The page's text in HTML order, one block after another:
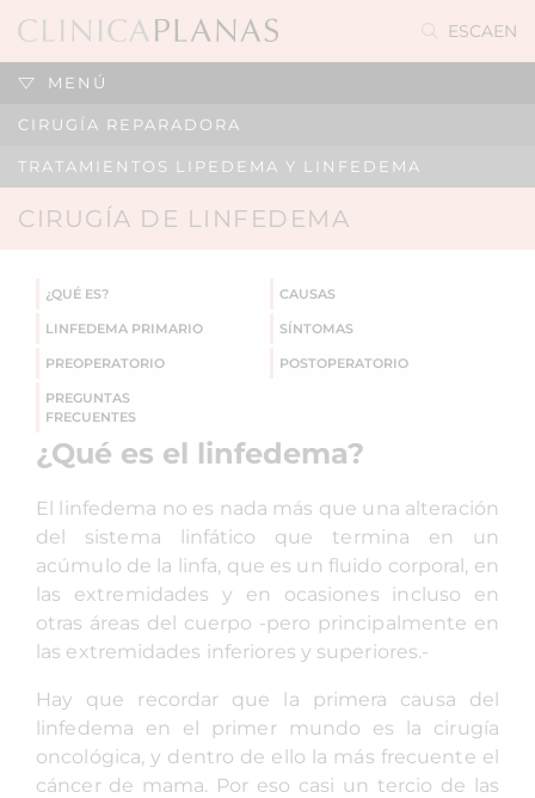
ESCAEN
MENÚ
CIRUGÍA REPARADORA
TRATAMIENTOS LIPEDEMA Y LINFEDEMA
CIRUGÍA DE LINFEDEMA
¿QUÉ ES? CAUSAS
LINFEDEMA PRIMARIO SÍNTOMAS
PREOPERATORIO POSTOPERATORIO
PREGUNTAS
FRECUENTES
¿Qué es el linfedema?
El linfedema no es nada más que una alteración
del sistema linfático que termina en un
acúmulo de la linfa, que es un fluido corporal, en
las extremidades y en ocasiones incluso en
otras áreas del cuerpo -pero principalmente en
las extremidades inferiores y superiores.-
Hay que recordar que la primera causa del
linfedema en el primer mundo es la cirugía
oncológica, y dentro de ello la más frecuente el
cáncer de mama. Por eso casi un tercio de las